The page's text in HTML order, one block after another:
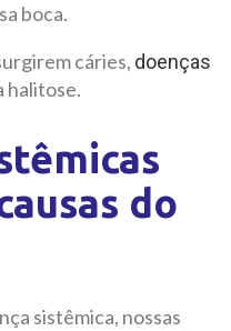
boca.
cáries, doenças
halitose.
do
sistêmica, nossas